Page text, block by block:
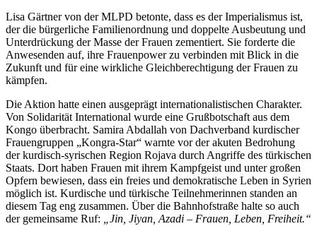
Lisa Gärtner von der MLPD betonte, dass es der Imperialismus ist,
der die bürgerliche Familienordnung und doppelte Ausbeutung und
Unterdrückung der Masse der Frauen zementiert. Sie forderte die
Anwesenden auf, ihre Frauenpower zu verbinden mit Blick in die
Zukunft und für eine wirkliche Gleichberechtigung der Frauen zu
kämpfen.
Die Aktion hatte einen ausgeprägt internationalistischen Charakter.
Von Solidarität International wurde eine Grußbotschaft aus dem
Kongo überbracht. Samira Abdallah von Dachverband kurdischer
Frauengruppen „Kongra-Star“ warnte vor der akuten Bedrohung
der kurdisch-syrischen Region Rojava durch Angriffe des türkischen
Staats. Dort haben Frauen mit ihrem Kampfgeist und unter großen
Opfern bewiesen, dass ein freies und demokratische Leben in Syrien
möglich ist. Kurdische und türkische Teilnehmerinnen standen an
diesem Tag eng zusammen. Über die Bahnhofstraße halte so auch
der gemeinsame Ruf:
„Jin, Jiyan, Azadi – Frauen, Leben, Freiheit.“